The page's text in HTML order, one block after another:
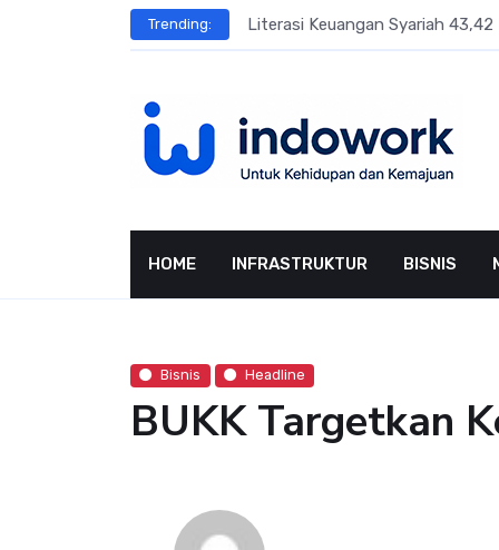
Trending: Literasi Keuangan Syariah
HOME INFRASTRUKTUR BISNIS
Bisnis Headline
BUKK Targetkan